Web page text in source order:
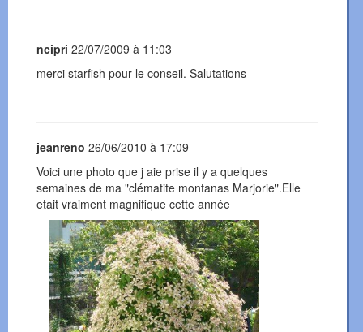
ncipri 22/07/2009 à 11:03
merci starfish pour le conseil. Salutations
jeanreno 26/06/2010 à 17:09
Voici une photo que j aie prise il y a quelques
semaines de ma "clématite montanas Marjorie".Elle
etait vraiment magnifique cette année